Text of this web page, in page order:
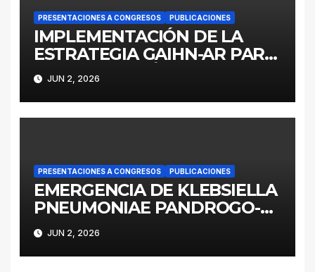
PRESENTACIONES A CONGRESOS PUBLICACIONES
IMPLEMENTACIÓN DE LA
ESTRATEGIA GAIHN-AR PARA
LA CONTENCIÓN DE
ENTEROBACTERALES
PRODUCTORES DE
CARBAPENEMASAS EN UN
RECURSOS LIMITADOS DE
ARGENTINA
JUN 2, 2026
PRESENTACIONES A CONGRESOS PUBLICACIONES
EMERGENCIA DE KLEBSIELLA
PNEUMONIAE PANDROGO-
RESISTENTE ST258 EN UNA
UNIDAD DE CUIDADOS
CRITICOS DE LA PROVINCIA
JUN 2, 2026